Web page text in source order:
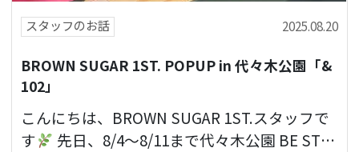
スタッフのお話 2025.08.20
BROWN SUGAR 1ST. POPUP in 代々木公園「&
102」
こんにちは、BROWN SUGAR 1ST.スタッフで
す
先日、8/4〜8/11まで代々木公園 BE STA